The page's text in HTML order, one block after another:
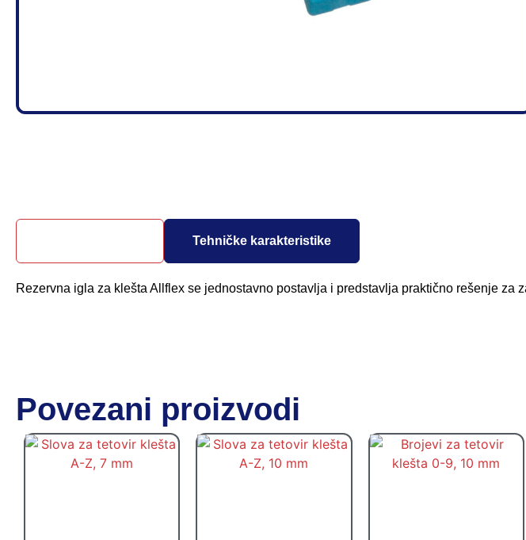
Tehničke karakteristike
Rezervna igla za klešta Allflex se jednostavno postavlja i predstavlja praktično rešenje
Povezani proizvodi